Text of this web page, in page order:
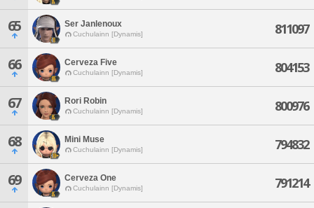
65 Ser Janlenoux
Cuchulainn [Dynamis] 811097
66 Cerveza Five
Cuchulainn [Dynamis] 804153
67 Rori Robin
Cuchulainn [Dynamis] 800976
68 Mini Muse
Cuchulainn [Dynamis] 794832
69 Cerveza One
Cuchulainn [Dynamis] 791214